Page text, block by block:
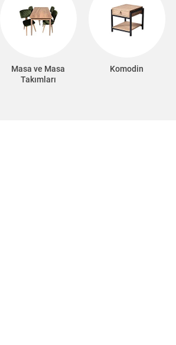
Masa ve Masa
Takımları
Komodin